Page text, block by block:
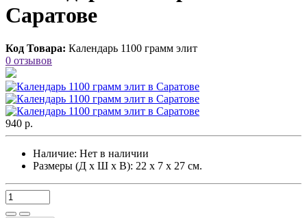
Саратове
Код Товара: Календарь 1100 грамм элит
0 отзывов
940 р.
Наличие: Нет в наличии
Размеры (Д х Ш х В): 22 х 7 х 27 см.